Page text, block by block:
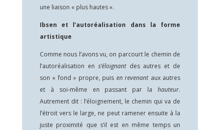
une liaison « plus hautes ».
Ibsen et l’autoréalisation dans la forme
artistique
Comme nous l’avons vu, on parcourt le chemin de
l’autoréalisation en s’éloignant des autres et de
son « fond » propre, puis en revenant aux autres
et à soi-même en passant par lahauteur.
Autrement dit : l’éloignement, le chemin qui va de
l’étroit vers le large, ne peut ramener ensuite à la
juste proximité que s’il est en même temps un